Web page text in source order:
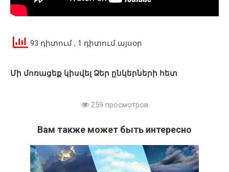
93 դիտում , 1 դիտում այսօր
Մի մոռացեք կիսվել Ձեր ընկերների հետ
259 просмотров
Вам также может быть интересно